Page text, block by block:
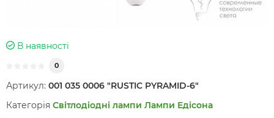
В наявності
0
Артикул: 001 035 0006 "RUSTIC PYRAMID-6"
Категорія Світлодіодні лампи Лампи Едісона